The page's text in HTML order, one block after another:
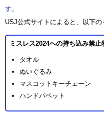
す。
USJ公式サイトによると、以下の
ミスレス2024への持ち込み禁止
タオル
ぬいぐるみ
マスコットキーチェーン
ハンドパペット